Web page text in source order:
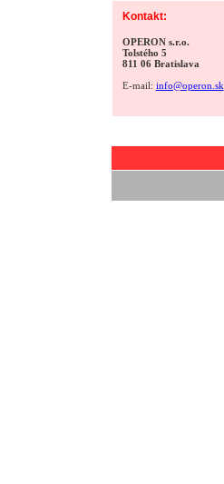
Kontakt:
OPERON s.r.o.
Tolstého 5
811 06 Bratislava
E-mail: info@operon.sk